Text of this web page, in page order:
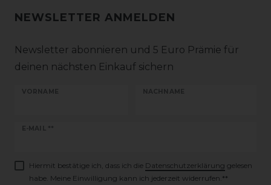
NEWSLETTER ANMELDEN
Newsletter abonnieren und 5 Euro Prämie für
deinen nächsten Einkauf sichern
VORNAME NACHNAME
E-MAIL **
Newsletter
Hiermit bestätige ich, dass ich die Daten­schutz­erklärung gelesen
habe. Meine Einwilligung kann ich jederzeit widerrufen.**